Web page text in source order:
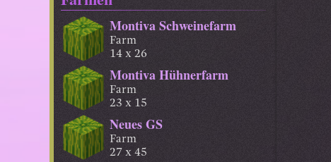
Montiva Schweinefarm
Farm
14 x 26
Montiva Hühnerfarm
Farm
23 x 15
Neues GS
Farm
27 x 45